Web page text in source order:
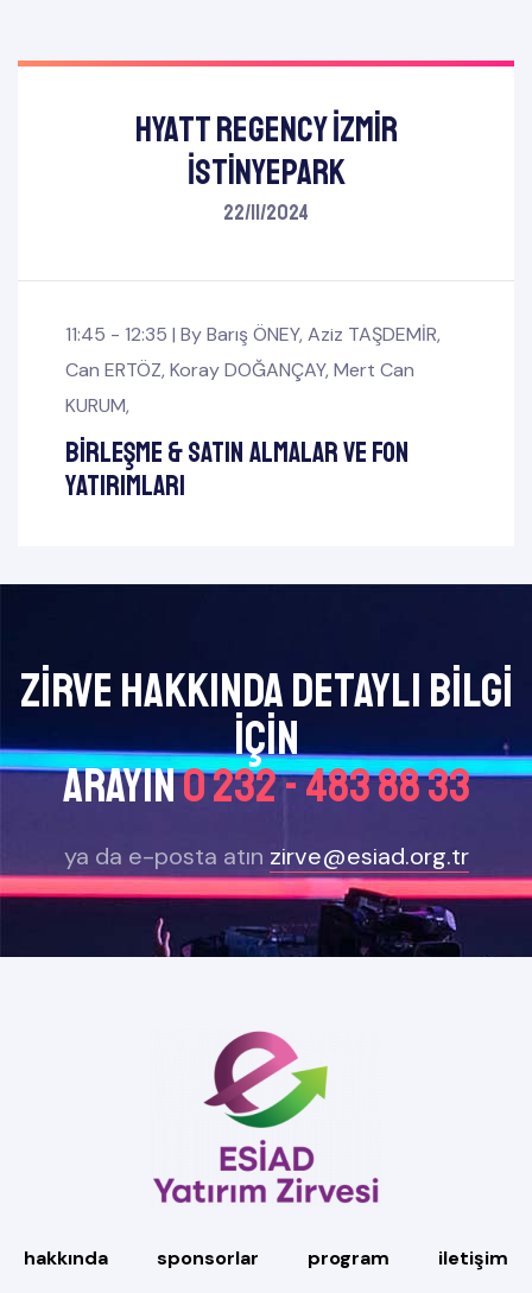
Hyatt Regency İzmir
İstinyePark
22/11/2024
11:45 - 12:35 | ByBarış ÖNEY, Aziz TAŞDEMİR,
Can ERTÖZ, Koray DOĞANÇAY, Mert Can
KURUM,
Birleşme & Satın Almalar ve Fon
Yatırımları
Zirve Hakkında Detaylı bilgi
için
arayın0 232 - 483 88 33
ya da e-posta atın zirve@esiad.org.tr
hakkında sponsorlar program iletişim